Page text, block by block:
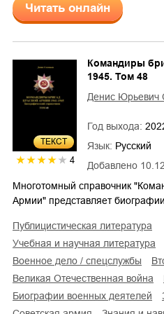
Читать онлайн
ТЕКСТ
4 Добавлено
Командиры
1945. Том 48
Денис Юрьевич
Год выхода:
Язык: Русский
Многотомный справочник
Армии" представляет
публицистическая литература
учебная и научная литература
военное дело / спецслужбы
Великая Отечественная война
биографии военных деятелей